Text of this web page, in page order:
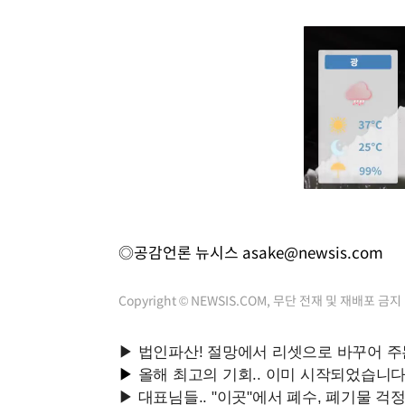
◎공감언론 뉴시스 asake@newsis.com
Copyright © NEWSIS.COM, 무단 전재 및 재배포 금지